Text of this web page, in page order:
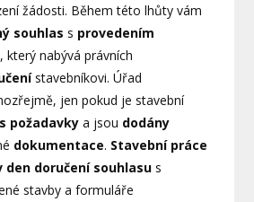
žádosti. Během této lhůty vám
souhlas s provedením
, který nabývá právních
stavebníkovi. Úřad
jen pokud je stavební
požadavky a jsou dodány
dokumentace. Stavební práce
doručení souhlasu s
stavby a formuláře